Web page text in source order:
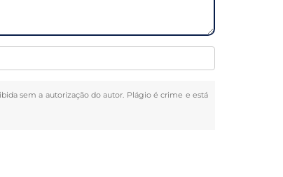
sem a autorização do autor. Plágio é crime e está